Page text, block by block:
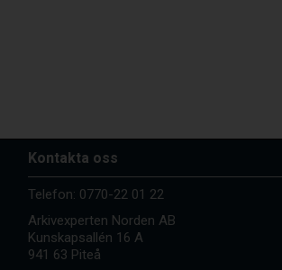
Kontakta oss
Telefon: 0770-22 01 22
Arkivexperten Norden AB
Kunskapsallén 16 A
941 63 Piteå